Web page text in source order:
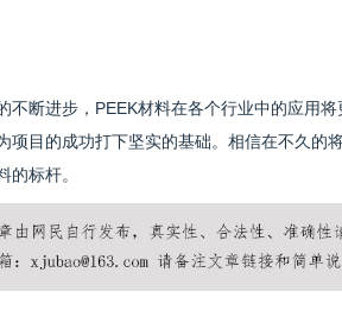
不断进步，PEEK材料在各个行业中的应用
项目的成功打下坚实的基础。相信在不久的
的标杆。